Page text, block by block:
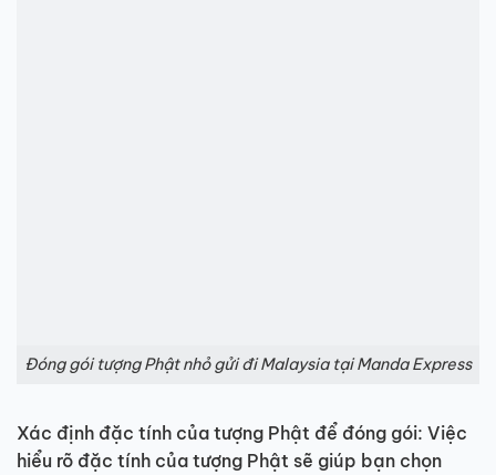
Đóng gói tượng Phật nhỏ gửi đi Malaysia tại Manda Express
Xác định đặc tính của tượng Phật để đóng gói: Việc
hiểu rõ đặc tính của tượng Phật sẽ giúp bạn chọn